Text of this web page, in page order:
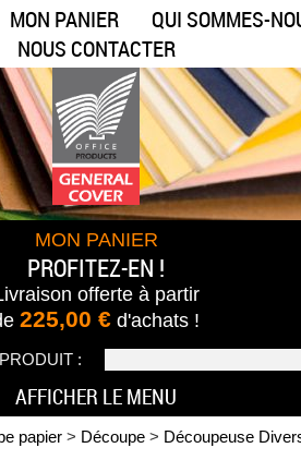
MON PANIER
QUI SOMMES-
NOUS CONTACTER
MON PANIER
PROFITEZ-EN !
offerteà partir
225,00 € d'achats !
:
AFFICHER LE MENU
papier> Découpe> Découpeuse